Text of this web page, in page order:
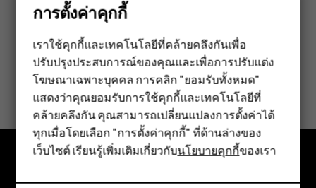
สมาร์ทโฟน
ฟีเจอร์โฟน
อุปกรณ์เสริม
แท็บเล็ต
ข้อมูลนี้มีประโยชน์กับคุณหรือไม่
ใช่ ไม่
สำรวจ
การตั้งค่าคุกกี้
เราใช้คุกกี้และเทคโนโลยีที่คล้ายคลึงกันเพื่อ
ปรับปรุงประสบการณ์ของคุณและเพื่อการปรับแต่ง
โฆษณาเฉพาะบุคคล การคลิก "ยอมรับทั้งหมด"
แสดงว่าคุณยอมรับการใช้คุกกี้และเทคโนโลยีที่
คล้ายคลึงกัน คุณสามารถเปลี่ยนแปลงการตั้งค่าได้
ทุกเมื่อโดยเลือก "การตั้งค่าคุกกี้" ที่ด้านล่างของ
เว็บไซต์ เรียนรู้เพิ่มเติมเกี่ยวกับนโยบายคุกกี้ของเรา